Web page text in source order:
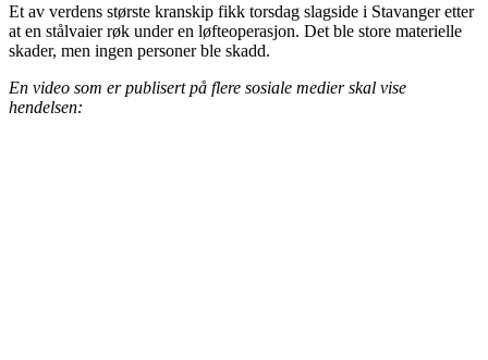
Et av verdens største kranskip fikk torsdag slagside i Stavanger etter
at en stålvaier røk under en løfteoperasjon. Det ble store materielle
skader, men ingen personer ble skadd.
En video som er publisert på flere sosiale medier skal vise
hendelsen: